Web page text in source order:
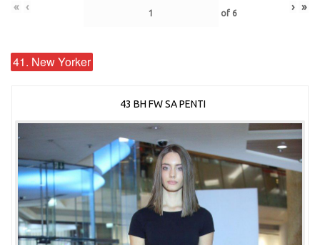
« ‹ of 6 › »
41. New Yorker
43 BH FW SA PENTI